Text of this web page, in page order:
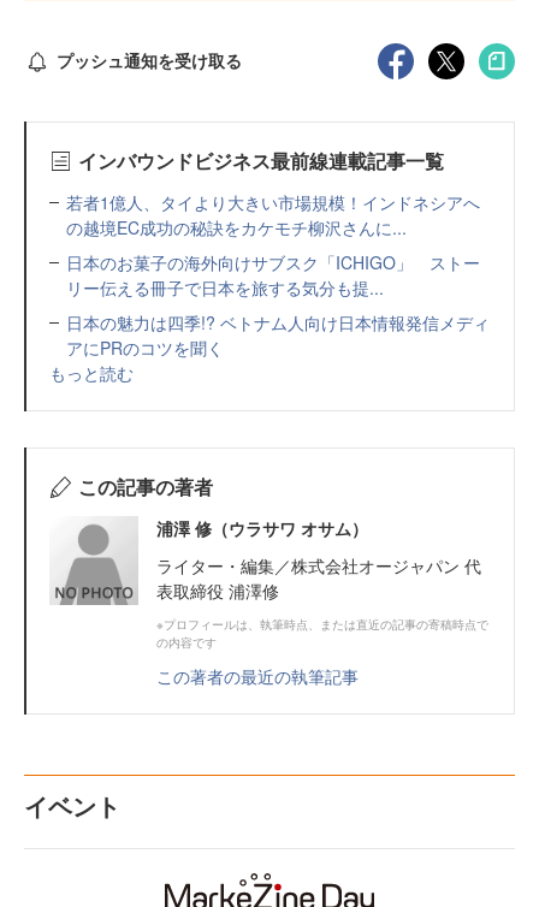
プッシュ通知を受け取る
インバウンドビジネス最前線連載記事一覧
若者1億人、タイより大きい市場規模！インドネシアへ
の越境EC成功の秘訣をカケモチ柳沢さんに...
日本のお菓子の海外向けサブスク「ICHIGO」 ストー
リー伝える冊子で日本を旅する気分も提...
日本の魅力は四季!? ベトナム人向け日本情報発信メディ
アにPRのコツを聞く
もっと読む
この記事の著者
浦澤 修（ウラサワ オサム）
ライター・編集／株式会社オージャパン 代
表取締役 浦澤修
※プロフィールは、執筆時点、または直近の記事の寄稿時点で
の内容です
この著者の最近の執筆記事
イベント